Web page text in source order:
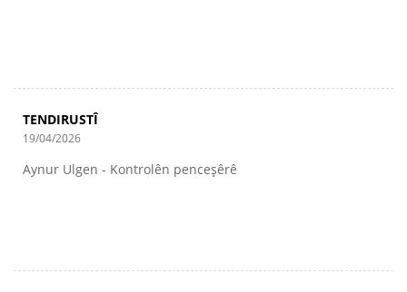
TENDIRUSTÎ
19/04/2026
Aynur Ulgen - Kontrolên penceşêrê